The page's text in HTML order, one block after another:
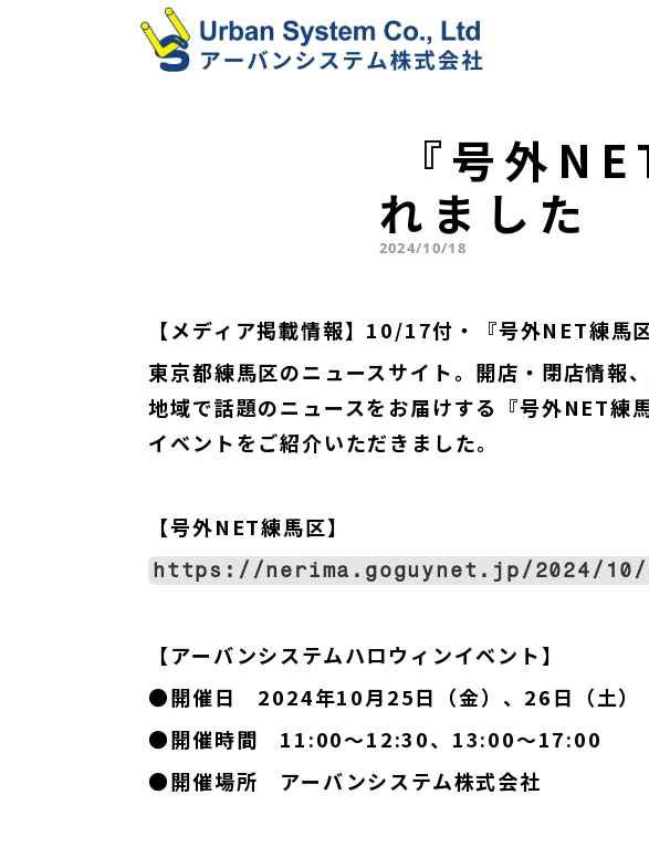
れました
2024/10/18
【メディア掲載情報】10/17付・『号外NET練馬
東京都練馬区のニュースサイト。開店・閉店情報
地域で話題のニュースをお届けする『号外NET
イベントをご紹介いただきました。
【号外NET練馬区】
https://nerima.goguynet.jp/2024/10/
【アーバンシステムハロウィンイベント】
●開催日　2024年10月25日（金）、26日（土）
●開催時間　11:00～12:30、13:00～17:00
●開催場所　アーバンシステム株式会社